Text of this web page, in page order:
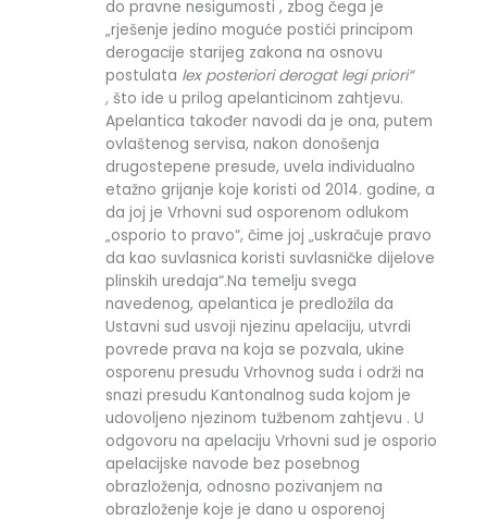
do pravne nesigumosti , zbog čega je
„rješenje jedino moguće postići principom
derogacije starijeg zakona na osnovu
postulata lex posteriori derogat legi priori“
, što ide u prilog apelanticinom zahtjevu.
Apelantica također navodi da je ona, putem
ovlaštenog servisa, nakon donošenja
drugostepene presude, uvela individualno
etažno grijanje koje koristi od 2014. godine, a
da joj je Vrhovni sud osporenom odlukom
„osporio to pravo“, čime joj „uskračuje pravo
da kao suvlasnica koristi suvlasničke dijelove
plinskih uredaja“.Na temelju svega
navedenog, apelantica je predložila da
Ustavni sud usvoji njezinu apelaciju, utvrdi
povrede prava na koja se pozvala, ukine
osporenu presudu Vrhovnog suda i održi na
snazi presudu Kantonalnog suda kojom je
udovoljeno njezinom tužbenom zahtjevu . U
odgovoru na apelaciju Vrhovni sud je osporio
apelacijske navode bez posebnog
obrazloženja, odnosno pozivanjem na
obrazloženje koje je dano u osporenoj